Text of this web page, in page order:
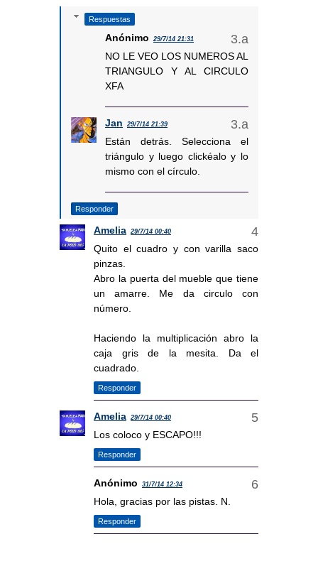
Respuestas
Anónimo 29/7/14 21:31
NO LE VEO LOS NUMEROS AL
TRIANGULO Y AL CIRCULO
XFA
Jan 29/7/14 21:39
Están detrás. Selecciona el
triángulo y luego clickéalo y lo
mismo con el círculo.
Responder
Amelia 29/7/14 00:40
Quito el cuadro y con varilla saco
pinzas.
Abro la puerta del mueble que tiene
un amarre. Me da circulo con
número.
Haciendo la multiplicación abro la
caja gris de la mesita. Da el
cuadrado.
Responder
Amelia 29/7/14 00:40
Los coloco y ESCAPO!!!
Responder
Anónimo 31/7/14 12:34
Hola, gracias por las pistas. N.
Responder